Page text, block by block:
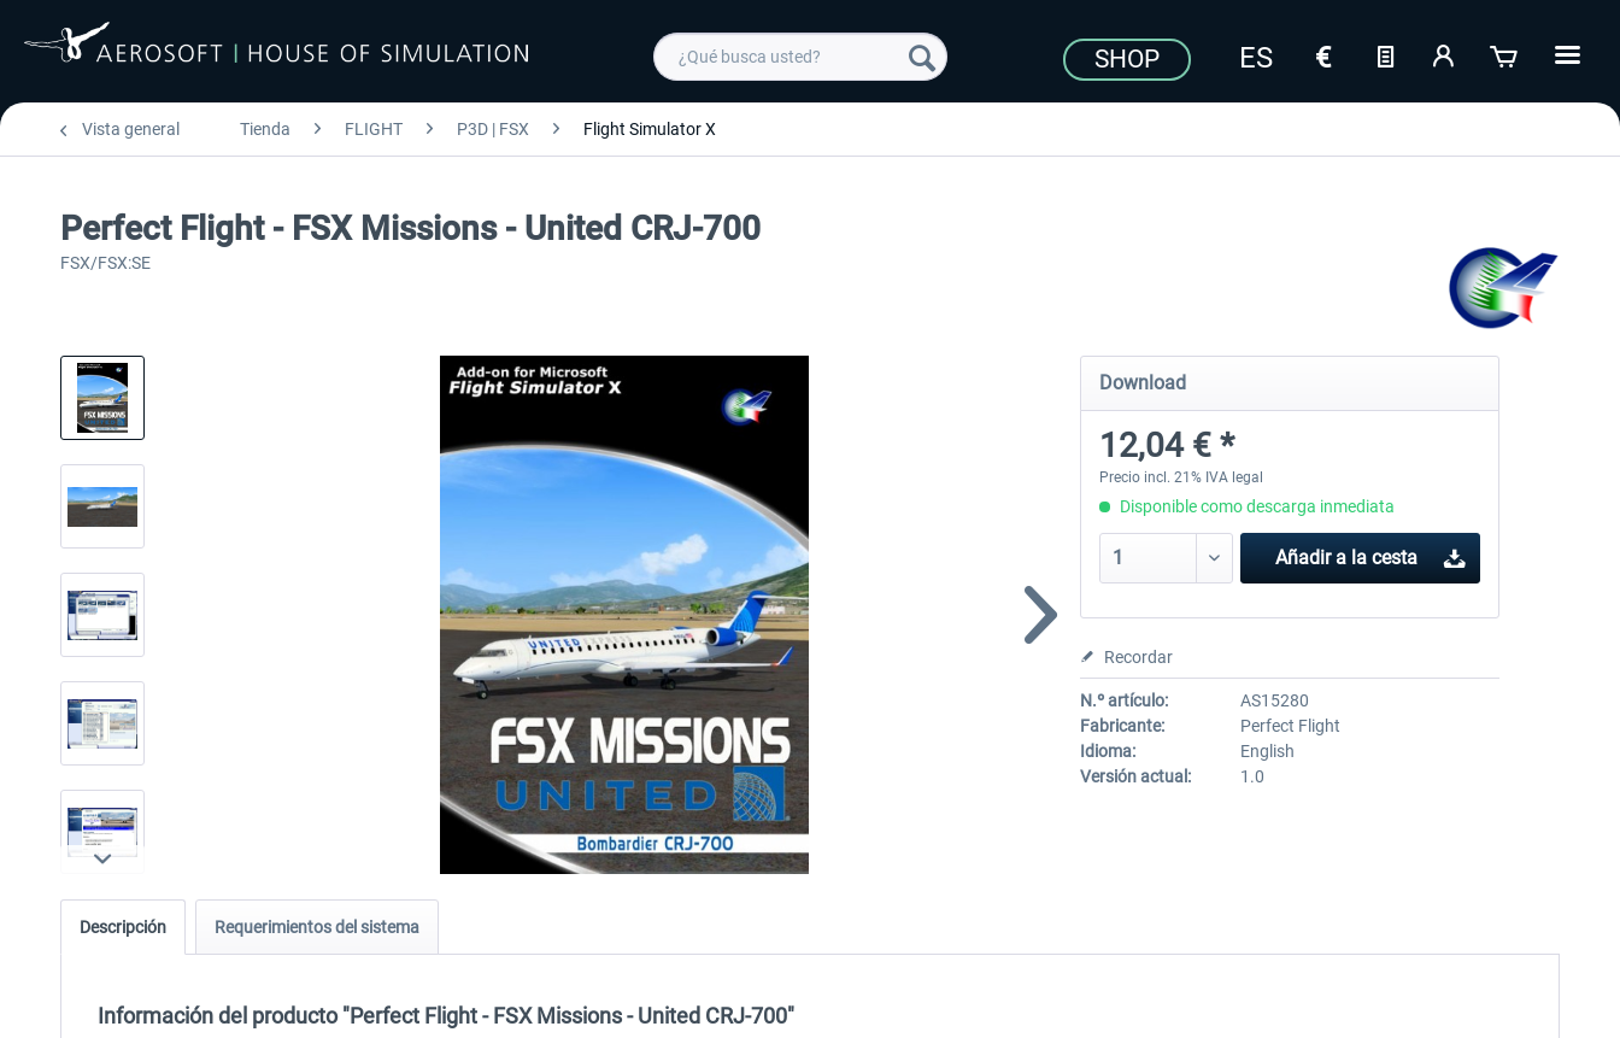
SHOP
Vista general Tienda FLIGHT P3D | FSX Flight Simulator X
Perfect Flight - FSX Missions - United CRJ-700
FSX/FSX:SE
Download
12,04 € *
Precio incl. 21% IVA legal
Disponible como descarga inmediata
Añadir a la cesta
Recordar
N.º artículo:
AS15280
Fabricante:
Perfect Flight
Idioma:
English
Versión actual:
1.0
Descripción Requerimientos del sistema
Información del producto "Perfect Flight - FSX Missions - United CRJ-700"